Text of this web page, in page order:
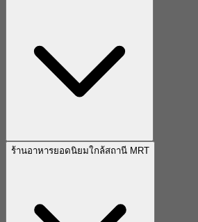
ร้านอาหารยอดนิยมใกล้สถานี MRT